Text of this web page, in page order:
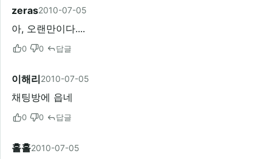
zeras2010-07-05
아, 오랜만이다....
0 0 답글
이해리2010-07-05
채팅방에 읍네
0 0 답글
홀홀2010-07-05